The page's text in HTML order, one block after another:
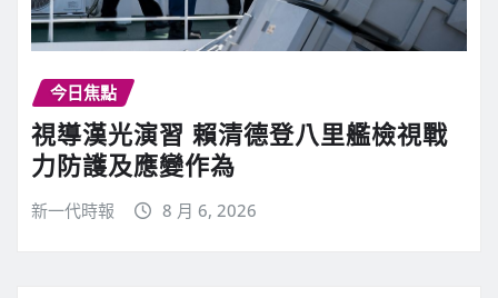
今日焦點
視導漢光演習 賴清德登八里艦檢視戰
力防護及應變作為
新一代時報 8 月 6, 2026